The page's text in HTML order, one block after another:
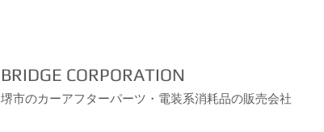
BRIDGE CORPORATION
堺市のカーアフターパーツ・電装系消耗品の販売会社